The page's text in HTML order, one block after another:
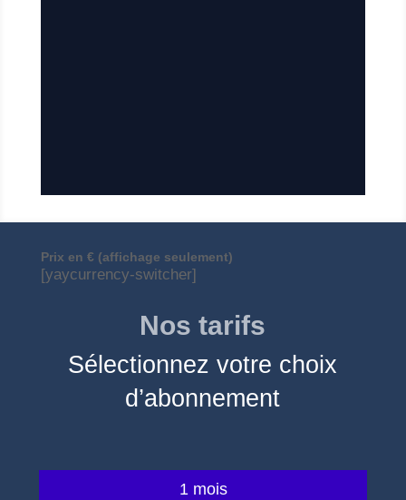
Prix en € (affichage seulement)
[yaycurrency-switcher]
Nos tarifs
Sélectionnez votre choix
d’abonnement
1 mois